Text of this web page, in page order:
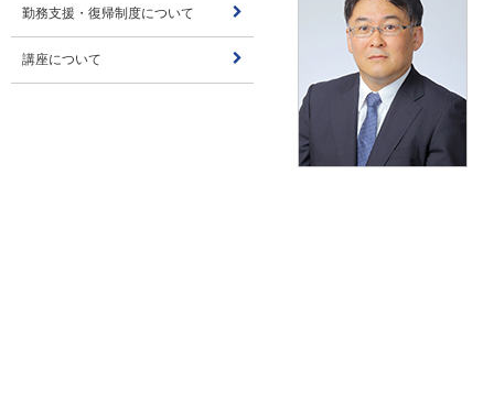
勤務支援・復帰制度について
講座について